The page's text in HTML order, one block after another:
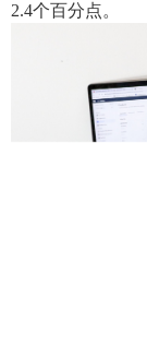
2.4个百分点。